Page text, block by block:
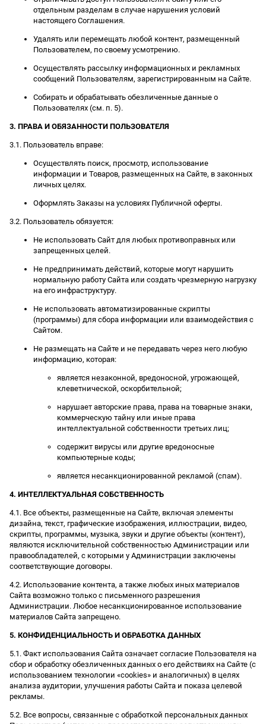
отдельным разделам в случае нарушения условий
настоящего Соглашения.
Удалять или перемещать любой контент, размещенный
Пользователем, по своему усмотрению.
Осуществлять рассылку информационных и рекламных
сообщений Пользователям, зарегистрированным на Сайте.
Собирать и обрабатывать обезличенные данные о
Пользователях (см. п. 5).
3. ПРАВА И ОБЯЗАННОСТИ ПОЛЬЗОВАТЕЛЯ
3.1. Пользователь вправе:
Осуществлять поиск, просмотр, использование
информации и Товаров, размещенных на Сайте, в законных
личных целях.
Оформлять Заказы на условиях Публичной оферты.
3.2. Пользователь обязуется:
Не использовать Сайт для любых противоправных или
запрещенных целей.
Не предпринимать действий, которые могут нарушить
нормальную работу Сайта или создать чрезмерную нагрузку
на его инфраструктуру.
Не использовать автоматизированные скрипты
(программы) для сбора информации или взаимодействия с
Сайтом.
Не размещать на Сайте и не передавать через него любую
информацию, которая:
является незаконной, вредоносной, угрожающей,
клеветнической, оскорбительной;
нарушает авторские права, права на товарные знаки,
коммерческую тайну или иные права
интеллектуальной собственности третьих лиц;
содержит вирусы или другие вредоносные
компьютерные коды;
является несанкционированной рекламой (спам).
4. ИНТЕЛЛЕКТУАЛЬНАЯ СОБСТВЕННОСТЬ
4.1. Все объекты, размещенные на Сайте, включая элементы
дизайна, текст, графические изображения, иллюстрации, видео,
скрипты, программы, музыка, звуки и другие объекты (контент),
являются исключительной собственностью Администрации или
правообладателей, с которыми у Администрации заключены
соответствующие договоры.
4.2. Использование контента, а также любых иных материалов
Сайта возможно только с письменного разрешения
Администрации. Любое несанкционированное использование
материалов Сайта запрещено.
5. КОНФИДЕНЦИАЛЬНОСТЬ И ОБРАБОТКА ДАННЫХ
5.1. Факт использования Сайта означает согласие Пользователя на
сбор и обработку обезличенных данных о его действиях на Сайте (с
использованием технологии «cookies» и аналогичных) в целях
анализа аудитории, улучшения работы Сайта и показа целевой
рекламы.
5.2. Все вопросы, связанные с обработкой персональных данных